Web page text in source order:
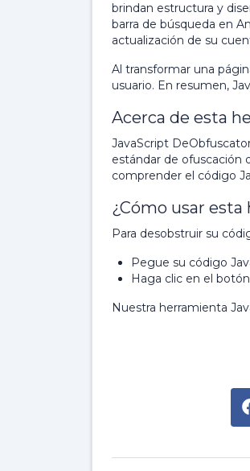
brindan estructura y
barra de búsqueda en
actualización de su
Al transformar una
usuario. En resumen,
Acerca de esta
JavaScript
estándar de ofuscación
comprender el código
¿Cómo usar
Para desobstruir su
Pegue su código
Haga clic en el
Nuestra herramienta